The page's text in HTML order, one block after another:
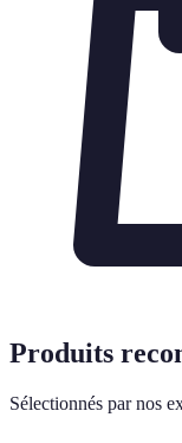
Produits
Sélectionnés par nos